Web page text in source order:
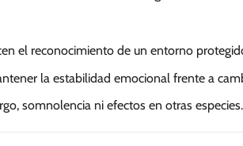
el reconocimiento de un entorno
la estabilidad emocional frente a
somnolencia ni efectos en otras especies.